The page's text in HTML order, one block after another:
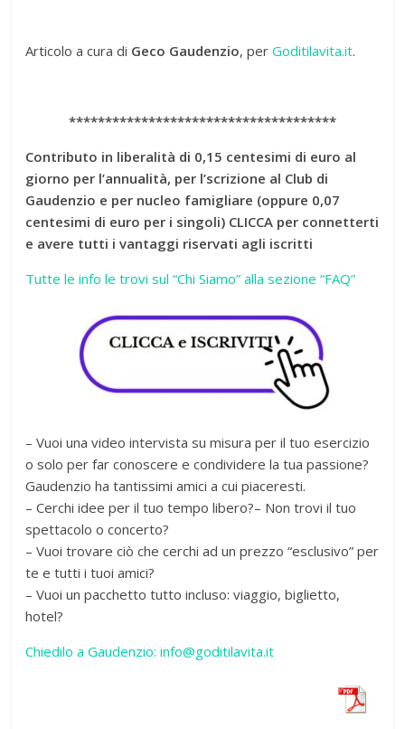
Articolo a cura di Geco Gaudenzio, perGoditilavita.it.
*************************************
Contributo in liberalità di 0,15 centesimi di euro al
giorno per l’annualità, per l’scrizione al Club di
Gaudenzio e per nucleo famigliare (oppure 0,07
centesimi di euro per i singoli) CLICCA per connetterti
e avere tutti i vantaggi riservati agli iscritti
Tutte le info le trovi sul “Chi Siamo” alla sezione “FAQ”
– Vuoi una video intervista su misura per il tuo esercizio
o solo per far conoscere e condividere la tua passione?
Gaudenzio ha tantissimi amici a cui piaceresti.
– Cerchi idee per il tuo tempo libero?– Non trovi il tuo
spettacolo o concerto?
– Vuoi trovare ciò che cerchi ad un prezzo “esclusivo” per
te e tutti i tuoi amici?
– Vuoi un pacchetto tutto incluso: viaggio, biglietto,
hotel?
Chiedilo a Gaudenzio: info@goditilavita.it